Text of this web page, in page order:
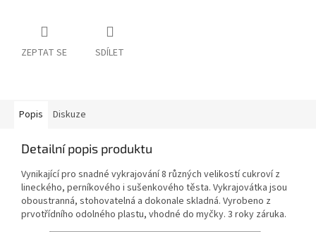
ZEPTAT SE SDÍLET
Popis Diskuze
Detailní popis produktu
Vynikající pro snadné vykrajování 8 různých velikostí cukroví z
lineckého, perníkového i sušenkového těsta. Vykrajovátka jsou
oboustranná, stohovatelná a dokonale skladná. Vyrobeno z
prvotřídního odolného plastu, vhodné do myčky. 3 roky záruka.